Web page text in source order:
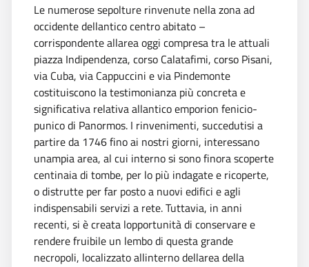
Le numerose sepolture rinvenute nella zona ad
occidente dellantico centro abitato –
corrispondente allarea oggi compresa tra le attuali
piazza Indipendenza, corso Calatafimi, corso Pisani,
via Cuba, via Cappuccini e via Pindemonte 
costituiscono la testimonianza più concreta e
significativa relativa allantico emporion fenicio-
punico di Panormos. I rinvenimenti, succedutisi a
partire da 1746 fino ai nostri giorni, interessano
unampia area, al cui interno si sono finora scoperte
centinaia di tombe, per lo più indagate e ricoperte,
o distrutte per far posto a nuovi edifici e agli
indispensabili servizi a rete. Tuttavia, in anni
recenti, si è creata lopportunità di conservare e
rendere fruibile un lembo di questa grande
necropoli, localizzato allinterno dellarea della